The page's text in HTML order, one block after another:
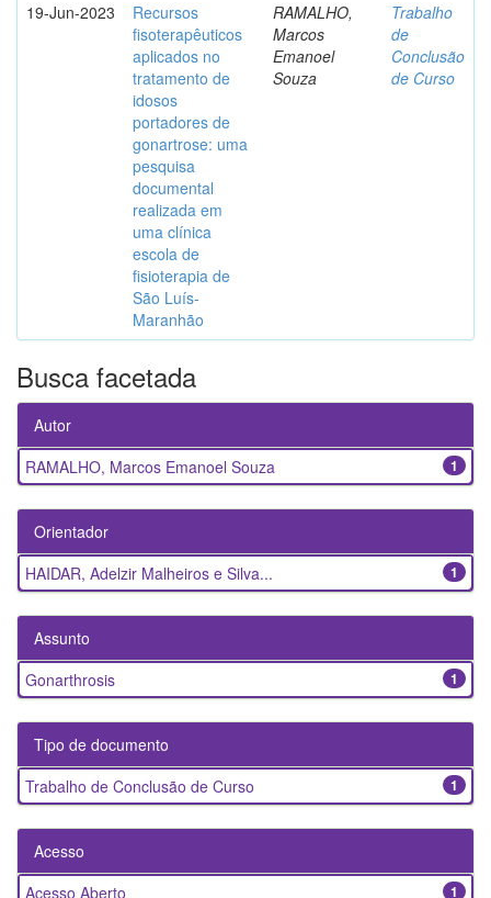
19-Jun-2023
Recursos
fisoterapêuticos
aplicados no
tratamento de
idosos
portadores de
gonartrose: uma
pesquisa
documental
realizada em
uma clínica
escola de
fisioterapia de
São Luís-
Maranhão
RAMALHO,
Marcos
Emanoel
Souza
Trabalho
de
Conclusão
de Curso
Busca facetada
Autor
1
RAMALHO, Marcos Emanoel Souza
Orientador
1
HAIDAR, Adelzir Malheiros e Silva...
Assunto
1
Gonarthrosis
Tipo de documento
1
Trabalho de Conclusão de Curso
Acesso
1
Acesso Aberto